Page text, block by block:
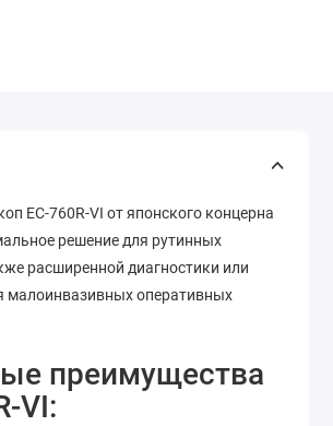
EC-760R-VI от японского концерна
решение для рутинных
расширенной диагностики или
малоинвазивных оперативных
преимущества
VI: